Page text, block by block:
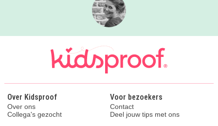
Over Kidsproof
Over ons
Collega's gezocht
Voor bezoekers
Contact
Deel jouw tips met ons